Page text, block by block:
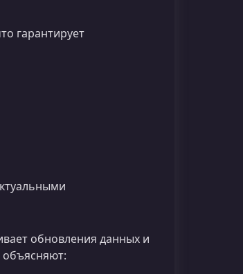
гарантирует
обновления данных и